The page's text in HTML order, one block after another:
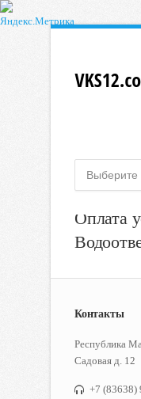
Оплата
Контакты
Республика
Садовая д. 12
+7 (83638)